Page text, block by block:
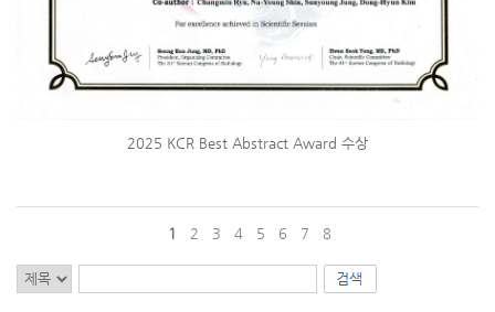
2025 KCR Best Abstract Award 수상
1 2 3 4 5 6 7 8